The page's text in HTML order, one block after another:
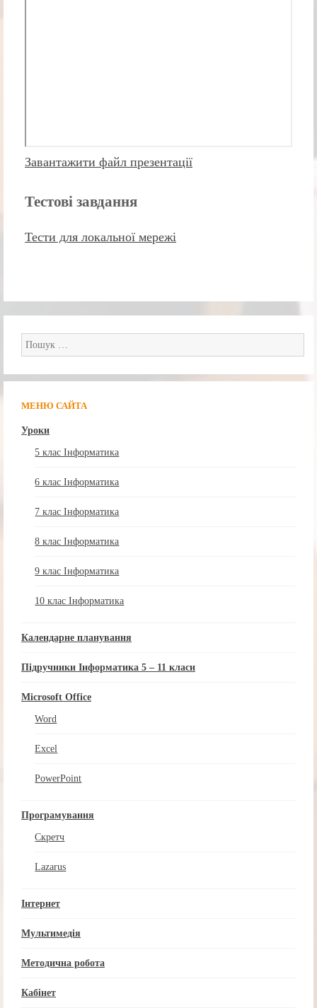
Завантажити файл презентації
Тестові завдання
Тести для локальної мережі
Пошук:
МЕНЮ САЙТА
Уроки
5 клас Інформатика
6 клас Інформатика
7 клас Інформатика
8 клас Інформатика
9 клас Інформатика
10 клас Інформатика
Календарне планування
Підручники Інформатика 5 – 11 класи
Microsoft Office
Word
Excel
PowerPoint
Програмування
Скретч
Lazarus
Інтернет
Мультимедія
Методична робота
Кабінет